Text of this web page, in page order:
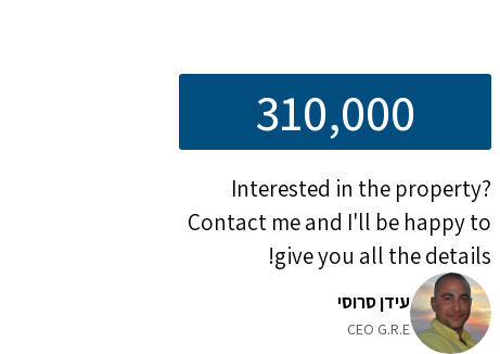
310,000
Interested in the property?
Contact me and I'll be happy to
give you all the details!
עידן סרוסי
CEO G.R.E